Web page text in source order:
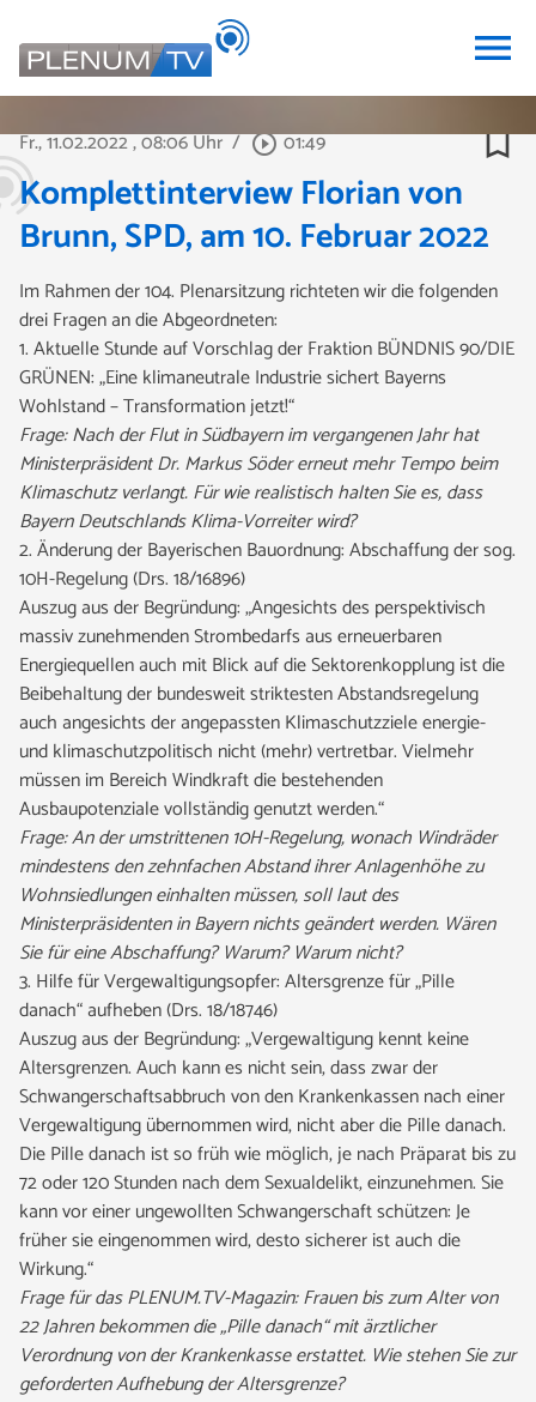
menu
Fr., 11.02.2022, 08:06 Uhr / play_circle_outline01:49 bookmark_border
Komplettinterview Florian von
Brunn, SPD, am 10. Februar 2022
Im Rahmen der 104. Plenarsitzung richteten wir die folgenden
drei Fragen an die Abgeordneten:
1. Aktuelle Stunde auf Vorschlag der Fraktion BÜNDNIS 90/DIE
GRÜNEN: „Eine klimaneutrale Industrie sichert Bayerns
Wohlstand – Transformation jetzt!“
Frage: Nach der Flut in Südbayern im vergangenen Jahr hat
Ministerpräsident Dr. Markus Söder erneut mehr Tempo beim
Klimaschutz verlangt. Für wie realistisch halten Sie es, dass
Bayern Deutschlands Klima-Vorreiter wird?
2. Änderung der Bayerischen Bauordnung: Abschaffung der sog.
10H-Regelung (Drs. 18/16896)
Auszug aus der Begründung: „Angesichts des perspektivisch
massiv zunehmenden Strombedarfs aus erneuerbaren
Energiequellen auch mit Blick auf die Sektorenkopplung ist die
Beibehaltung der bundesweit striktesten Abstandsregelung
auch angesichts der angepassten Klimaschutzziele energie-
und klimaschutzpolitisch nicht (mehr) vertretbar. Vielmehr
müssen im Bereich Windkraft die bestehenden
Ausbaupotenziale vollständig genutzt werden.“
Frage: An der umstrittenen 10H-Regelung, wonach Windräder
mindestens den zehnfachen Abstand ihrer Anlagenhöhe zu
Wohnsiedlungen einhalten müssen, soll laut des
Ministerpräsidenten in Bayern nichts geändert werden. Wären
Sie für eine Abschaffung? Warum? Warum nicht?
3. Hilfe für Vergewaltigungsopfer: Altersgrenze für „Pille
danach“ aufheben (Drs. 18/18746)
Auszug aus der Begründung: „Vergewaltigung kennt keine
Altersgrenzen. Auch kann es nicht sein, dass zwar der
Schwangerschaftsabbruch von den Krankenkassen nach einer
Vergewaltigung übernommen wird, nicht aber die Pille danach.
Die Pille danach ist so früh wie möglich, je nach Präparat bis zu
72 oder 120 Stunden nach dem Sexualdelikt, einzunehmen. Sie
kann vor einer ungewollten Schwangerschaft schützen: Je
früher sie eingenommen wird, desto sicherer ist auch die
Wirkung.“
Frage für das PLENUM.TV-Magazin: Frauen bis zum Alter von
22 Jahren bekommen die „Pille danach“ mit ärztlicher
Verordnung von der Krankenkasse erstattet. Wie stehen Sie zur
geforderten Aufhebung der Altersgrenze?